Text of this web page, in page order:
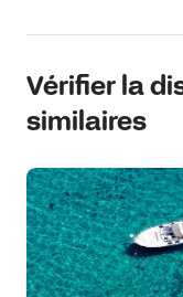
Vérifier la
similaires